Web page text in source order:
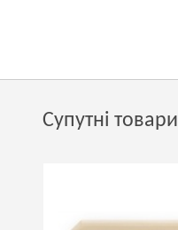
Супутні товари